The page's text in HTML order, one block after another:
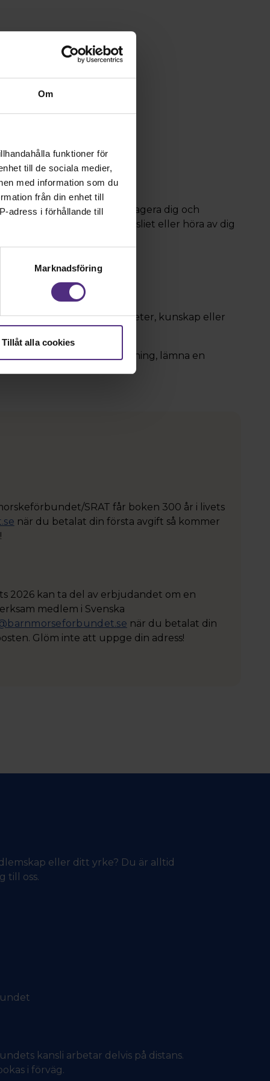
Om
funktioner för
till de sociala medier,
med information som du
från din enhet till
adress i förhållande till
Marknadsföring
Tillåt alla cookies
av barnmorskor
möjligheter att engagera dig och
kontakta kansliet eller höra av dig
dela med dig av erfarenheter, kunskap eller
kan du, via din lokalförening, lämna en
SRAT får boken 300 år i livets
när du betalat din första avgift så kommer
2026 kan ta del av erbjudandet om en
medlem i Svenska
när du betalat din
Glöm inte att uppge din adress!
eller ditt yrke? Du är alltid
till oss.
kansli arbetar delvis på distans.
i förväg.